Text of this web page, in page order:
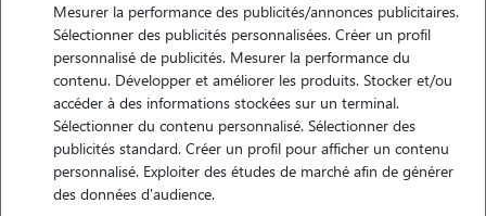
Motivation
bonjour, je m'appelle morgane, j'ai 35 ans et je propose de garder
votre chien de petite taille ou senior ou votre rongeur avec douceur
et bienveillance. je suis propriétaire d'un chihuahua de 12 ans.
Mesurer la performance des publicités/annonces publicitaires.
Sélectionner des publicités personnalisées. Créer un profil
personnalisé de publicités. Mesurer la performance du
contenu. Développer et améliorer les produits. Stocker et/ou
accéder à des informations stockées sur un terminal.
Sélectionner du contenu personnalisé. Sélectionner des
publicités standard. Créer un profil pour afficher un contenu
personnalisé. Exploiter des études de marché afin de générer
des données d'audience.